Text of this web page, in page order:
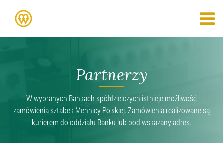
Partnerzy
W wybranych Bankach spółdzielczych istnieje możliwość
zamówienia sztabek Mennicy Polskiej. Zamówienia realizowane są
kurierem do oddziału Banku lub pod wskazany adres.